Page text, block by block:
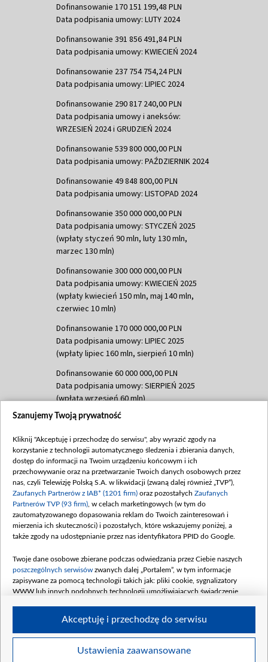
Dofinansowanie 170 151 199,48 PLN
Data podpisania umowy: LUTY 2024
Dofinansowanie 391 856 491,84 PLN
Data podpisania umowy: KWIECIEŃ 2024
Dofinansowanie 237 754 754,24 PLN
Data podpisania umowy: LIPIEC 2024
Dofinansowanie 290 817 240,00 PLN
Data podpisania umowy i aneksów:
WRZESIEŃ 2024 i GRUDZIEŃ 2024
Dofinansowanie 539 800 000,00 PLN
Data podpisania umowy: PAŹDZIERNIK 2024
Dofinansowanie 49 848 800,00 PLN
Data podpisania umowy: LISTOPAD 2024
Dofinansowanie 350 000 000,00 PLN
Data podpisania umowy: STYCZEŃ 2025
(wpłaty styczeń 90 mln, luty 130 mln,
marzec 130 mln)
Dofinansowanie 300 000 000,00 PLN
Data podpisania umowy: KWIECIEŃ 2025
(wpłaty kwiecień 150 mln, maj 140 mln,
czerwiec 10 mln)
Dofinansowanie 170 000 000,00 PLN
Data podpisania umowy: LIPIEC 2025
(wpłaty lipiec 160 mln, sierpień 10 mln)
Dofinansowanie 60 000 000,00 PLN
Data podpisania umowy: SIERPIEŃ 2025
(wpłata wrzesień 60 mln)
Dofinansowanie 635 783 051,21 PLN
(wpłata wrzesień 100 mln, październik 350
mln, listopad 265 mln)
Dofinansowanie 48 862 000,00 PLN
Data podpisania umowy: GRUDZIEŃ 2025
(wpłata grudzień 60,548 mln)
Dofinansowanie 900 000 000,00 PLN
Data podpisania umowy: LUTY 2026 (wpłata
kwiecień 180 mln, 7 maja 180 mln, 8
czerwca 90 mln)
Dofinansowanie 250 000 000,00 PLN
4 sierpnia 250 mln
Szanujemy Twoją prywatność
Kliknij "Akceptuję i przechodzę do serwisu", aby wyrazić zgody na
korzystanie z technologii automatycznego śledzenia i zbierania danych,
dostęp do informacji na Twoim urządzeniu końcowym i ich
przechowywanie oraz na przetwarzanie Twoich danych osobowych przez
nas, czyli Telewizję Polską S.A. w likwidacji (zwaną dalej również „TVP”),
Zaufanych Partnerów z IAB* (1201 firm) oraz pozostałych Zaufanych
Partnerów TVP (93 firm) , w celach marketingowych (w tym do
zautomatyzowanego dopasowania reklam do Twoich zainteresowań i
mierzenia ich skuteczności) i pozostałych, które wskazujemy poniżej, a
także zgody na udostępnianie przez nas identyfikatora PPID do Google.
Twoje dane osobowe zbierane podczas odwiedzania przez Ciebie naszych
poszczególnych serwisów zwanych dalej „Portalem”, w tym informacje
zapisywane za pomocą technologii takich jak: pliki cookie, sygnalizatory
WWW lub innych podobnych technologii umożliwiających świadczenie
Twoje dane osobowe zbierane podczas odwiedzania przez Ciebie
Ustawienia zaawansowane
Akceptuję i przechodzę do serwisu